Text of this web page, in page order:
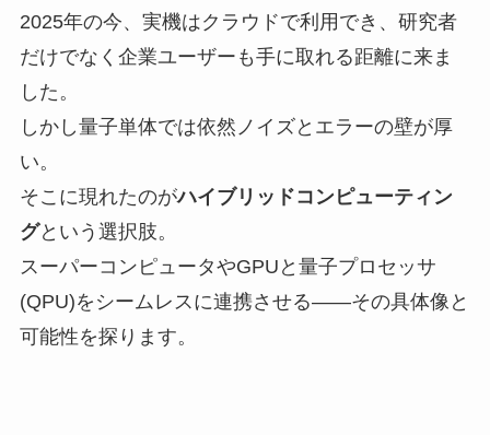
2025年の今、実機はクラウドで利用でき、研究者
だけでなく企業ユーザーも手に取れる距離に来ま
した。
しかし量子単体では依然ノイズとエラーの壁が厚
い。
そこに現れたのがハイブリッドコンピューティン
グという選択肢。
スーパーコンピュータやGPUと量子プロセッサ
(QPU)をシームレスに連携させる――その具体像と
可能性を探ります。